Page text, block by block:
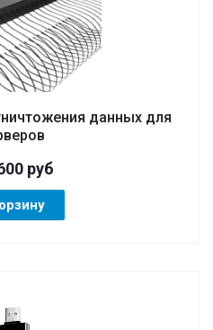
данных для
руб